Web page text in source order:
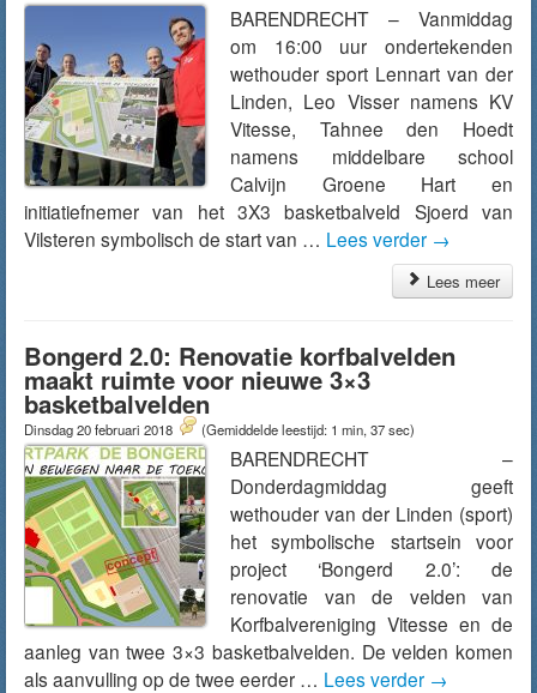
BARENDRECHT – Vanmiddag
om 16:00 uur ondertekenden
wethouder sport Lennart van der
Linden, Leo Visser namens KV
Vitesse, Tahnee den Hoedt
namens middelbare school
Calvijn Groene Hart en
initiatiefnemer van het 3X3 basketbalveld Sjoerd van
Vilsteren symbolisch de start van … Lees verder →
Lees meer
Bongerd 2.0: Renovatie korfbalvelden
maakt ruimte voor nieuwe 3×3
basketbalvelden
Dinsdag 20 februari 2018 (Gemiddelde leestijd: 1 min, 37 sec)
BARENDRECHT –
Donderdagmiddag geeft
wethouder van der Linden (sport)
het symbolische startsein voor
project ‘Bongerd 2.0’: de
renovatie van de velden van
Korfbalvereniging Vitesse en de
aanleg van twee 3×3 basketbalvelden. De velden komen
als aanvulling op de twee eerder … Lees verder →